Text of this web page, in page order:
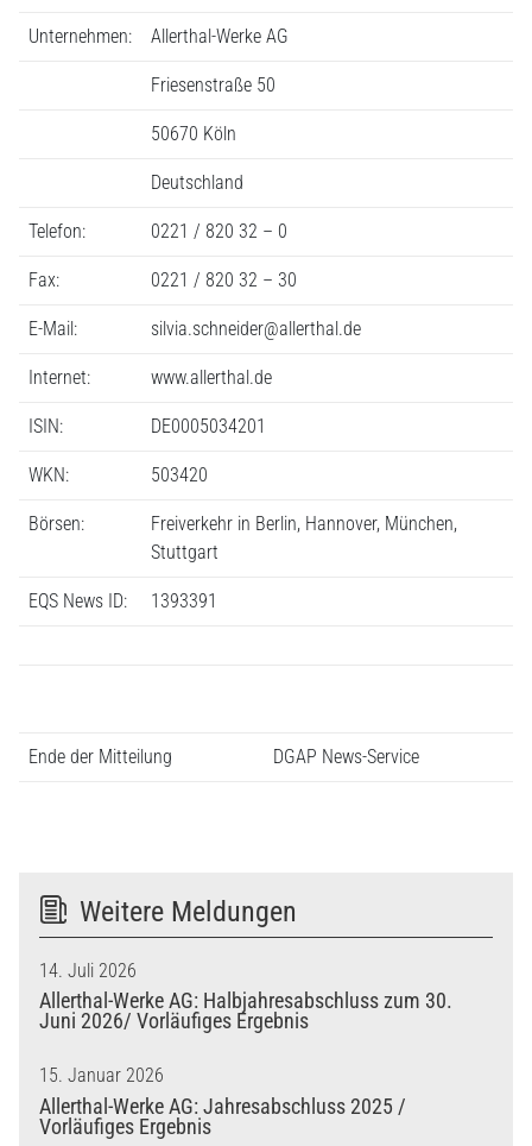
Unternehmen: Allerthal-Werke AG
Friesenstraße 50
50670 Köln
Deutschland
Telefon: 0221 / 820 32 – 0
Fax: 0221 / 820 32 – 30
E-Mail: silvia.schneider@allerthal.de
Internet: www.allerthal.de
ISIN: DE0005034201
WKN: 503420
Börsen:
Freiverkehr in Berlin, Hannover, München,
Stuttgart
EQS News ID: 1393391
Ende der Mitteilung DGAP News-Service
Weitere Meldungen
14. Juli 2026
Allerthal-Werke AG: Halbjahresabschluss zum 30.
Juni 2026/ Vorläufiges Ergebnis
15. Januar 2026
Allerthal-Werke AG: Jahresabschluss 2025 /
Vorläufiges Ergebnis